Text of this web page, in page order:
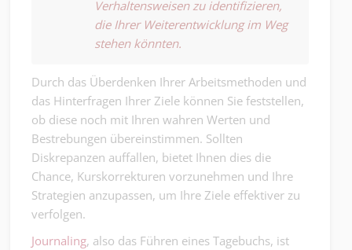
Verhaltensweisen zu identifizieren,
die Ihrer Weiterentwicklung im Weg
stehen könnten.
Durch das Überdenken Ihrer Arbeitsmethoden und
das Hinterfragen Ihrer Ziele können Sie feststellen,
ob diese noch mit Ihren wahren Werten und
Bestrebungen übereinstimmen. Sollten
Diskrepanzen auffallen, bietet Ihnen dies die
Chance, Kurskorrekturen vorzunehmen und Ihre
Strategien anzupassen, um Ihre Ziele effektiver zu
verfolgen.
Journaling, also das Führen eines Tagebuchs, ist